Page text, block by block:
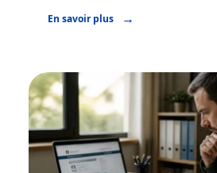
En savoir plus